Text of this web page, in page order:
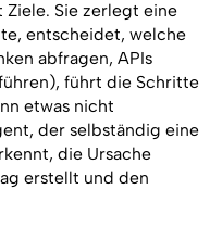
Sie zerlegt eine
entscheidet, welche
abfragen, APIs
führt die Schritte
etwas nicht
der selbständig eine
die Ursache
erstellt und den